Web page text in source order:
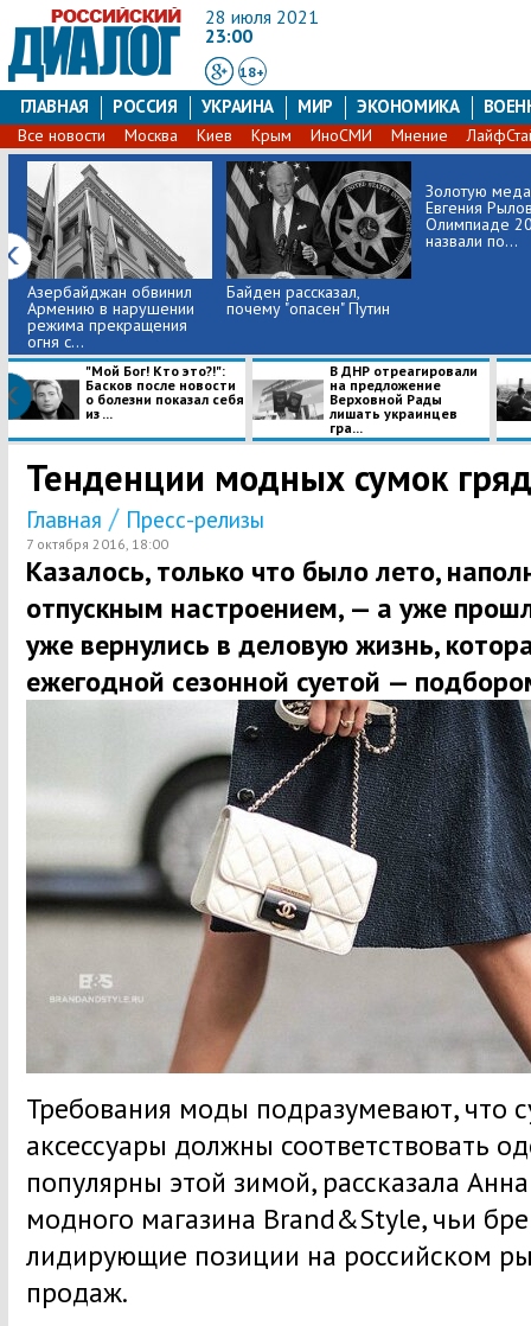
28 июля 2021
23:00
18+
ГЛАВНАЯ РОССИЯ УКРАИНА МИР ЭКОНОМИКА
Все новости Москва Киев Крым ИноСМИ Мнение
Азербайджан обвинил
Армению в нарушении
режима прекращения
огня с...
Байден рассказал,
почему "опасен" Путин
Золотую
Евгения
Олимпиаде
назвали по...
​"Мой Бог! Кто это?!":
Басков после новости
о болезни показал себя
из ...
В ДНР отреагировали
на предложение
Верховной Рады
лишать украинцев
гра...
Тенденции модных сумок
Главная / Пресс-релизы
7 октября 2016, 18:00
Казалось, только что было лето,
отпускным настроением, — а уже
уже вернулись в деловую жизнь,
ежегодной сезонной суетой —
Требования моды подразумевают, что
аксессуары должны соответствовать
популярны этой зимой, рассказала
модного магазина Brand&Style, чьи
лидирующие позиции на российском
продаж.